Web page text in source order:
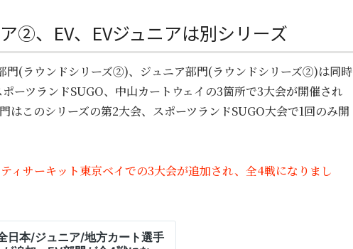
②、EV、EVジュニアは別シリーズ
門(ラウンドシリーズ②)、ジュニア部門(ラウンドシリーズ②)は同時
ーツランドSUGO、中山カートウェイの3箇所で3大会が開催され
はこのシリーズの第2大会、スポーツランドSUGO大会で1回のみ開
ィサーキット東京ベイでの3大会が追加され、全4戦になりまし